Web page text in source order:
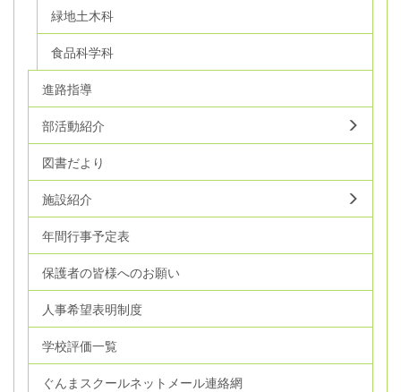
緑地土木科
食品科学科
進路指導
部活動紹介
図書だより
施設紹介
年間行事予定表
保護者の皆様へのお願い
人事希望表明制度
学校評価一覧
ぐんまスクールネットメール連絡網